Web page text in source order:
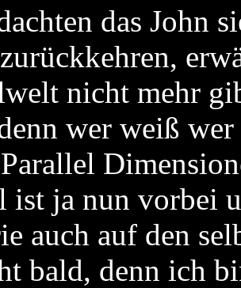
das John
nicht mehr
wer weiß
ist ja nun vorbei
auch auf den
bald, denn ich